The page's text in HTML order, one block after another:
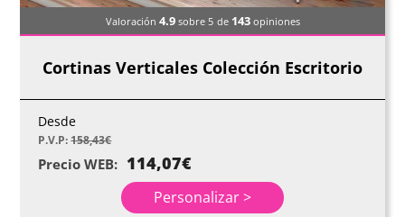
Valoración 4.9sobre 5 de 143opiniones
Cortinas Verticales Colección Escritorio
Desde
P.V.P:158,43€
Precio WEB: 114,07€
Personalizar >